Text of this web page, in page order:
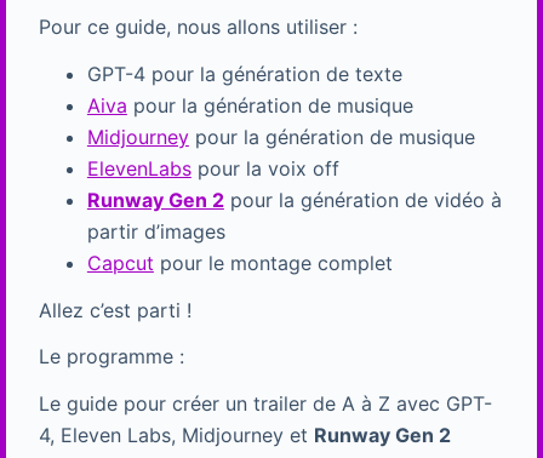
Pour ce guide, nous allons utiliser :
GPT-4 pour la génération de texte
Aiva pour la génération de musique
Midjourneypour la génération de musique
ElevenLabspour la voix off
Runway Gen 2pour la génération de vidéo à
partir d’images
Capcut pour le montage complet
Allez c’est parti !
Le programme :
Le guide pour créer un trailer de A à Z avec GPT-
4, Eleven Labs, Midjourney et Runway Gen 2